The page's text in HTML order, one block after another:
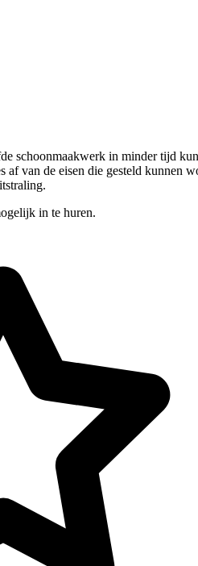
schoonmaakwerk in minder tijd
van de eisen die gesteld kunnen
in te huren.